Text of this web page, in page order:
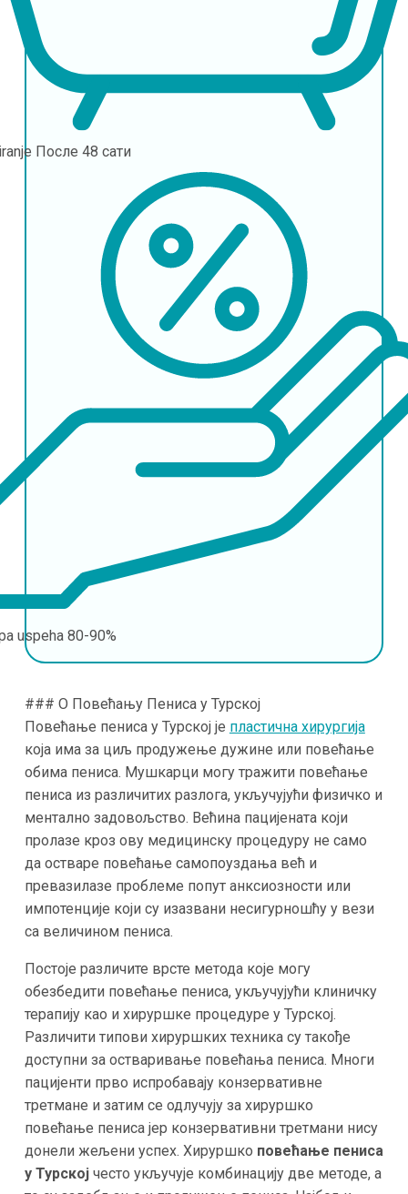
После 48 сати
uspeha 80-90%
### О Повећању Пениса у Турској
Повећање пениса у Турској је пластична хирургија
која има за циљ продужење дужине или повећање
обима пениса. Мушкарци могу тражити повећање
пениса из различитих разлога, укључујући физичко и
ментално задовољство. Већина пацијената који
пролазе кроз ову медицинску процедуру не само
да остваре повећање самопоуздања већ и
превазилазе проблеме попут анксиозности или
импотенције који су изазвани несигурношћу у вези
са величином пениса.
Постоје различите врсте метода које могу
обезбедити повећање пениса, укључујући клиничку
терапију као и хируршке процедуре у Турској.
Различити типови хируршких техника су такође
доступни за остваривање повећања пениса. Многи
пацијенти прво испробавају конзервативне
третмане и затим се одлучују за хируршко
повећање пениса јер конзервативни третмани нису
донели жељени успех. Хируршко повећање пениса
у Турскојчесто укључује комбинацију две методе, а